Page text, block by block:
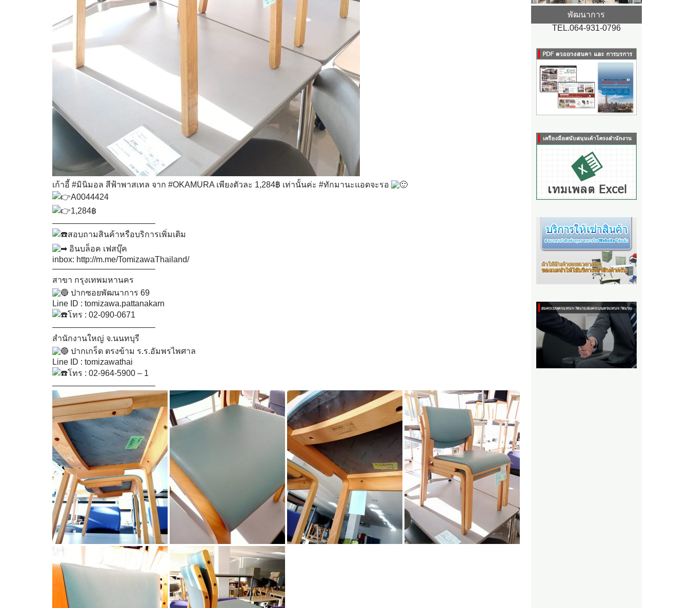
เก้าอี้ #มินิมอล สีฟ้าพาสเทล จาก #OKAMURA เพียงตัวละ 1,284฿ เท่านั้นค่ะ #ทักมานะแอดจะรอ
A0044424
1,284฿
————————————–
สอบถามสินค้าหรือบริการเพิ่มเติม
อินบล็อค เฟสบุ๊ค
inbox: http://m.me/TomizawaThailand/
————————————–
สาขา กรุงเทพมหานคร
ปากซอยพัฒนาการ 69
Line ID : tomizawa.pattanakarn
โทร : 02-090-0671
————————————–
สำนักงานใหญ่ จ.นนทบุรี
ปากเกร็ด ตรงข้าม ร.ร.อัมพรไพศาล
Line ID : tomizawathai
โทร : 02-964-5900 – 1
————————————–
พัฒนาการ
TEL.064-931-0796